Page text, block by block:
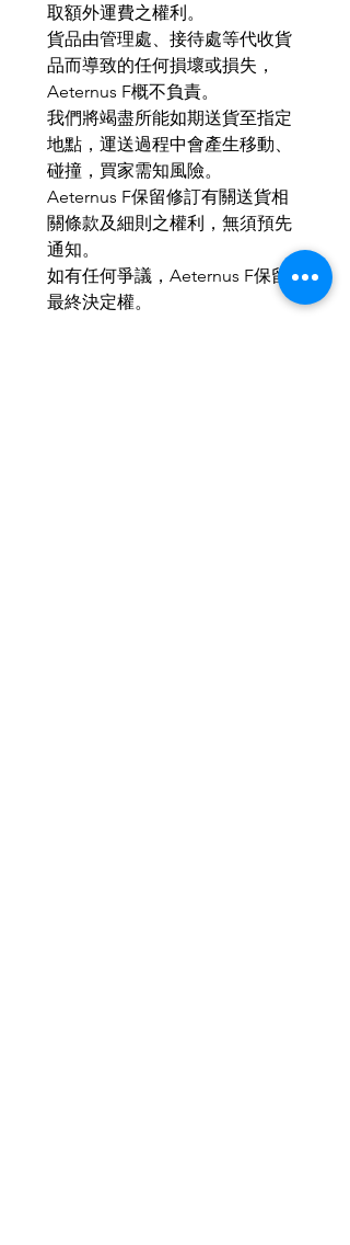
取額外運費之權利。
貨品由管理處、接待處等代收貨
品而導致的任何損壞或損失，
Aeternus F概不負責。
我們將竭盡所能如期送貨至指定
地點，運送過程中會產生移動、
碰撞，買家需知風險。
Aeternus F保留修訂有關送貨相
關條款及細則之權利，無須預先
通知。
如有任何爭議，Aeternus F保留
最終決定權。